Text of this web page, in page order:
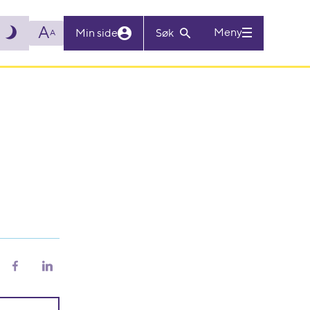
AA Min side Søk Meny
Del
Del